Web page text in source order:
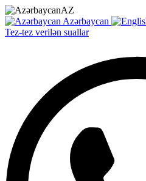
AZ
Azərbaycan
Tez-tez verilən suallar